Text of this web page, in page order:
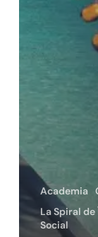
Academia
La Spiral
Social